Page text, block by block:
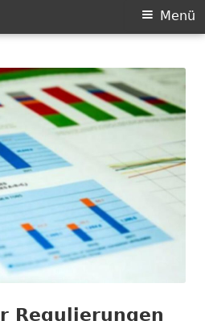
Menü
Regulierungen